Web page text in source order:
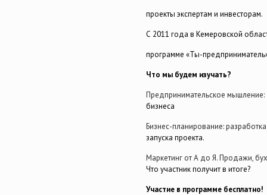
проекты экспертам и инвесторам.
С 2011 года в Кемеровской
программе «Ты-
Что мы будем изучать?
Предпринимательское мышление:
бизнеса
Бизнес-планирование:
запуска проекта.
Маркетинг от А до Я. Продажи,
Что участник получит в итоге?
Участие в программе бесплатно!